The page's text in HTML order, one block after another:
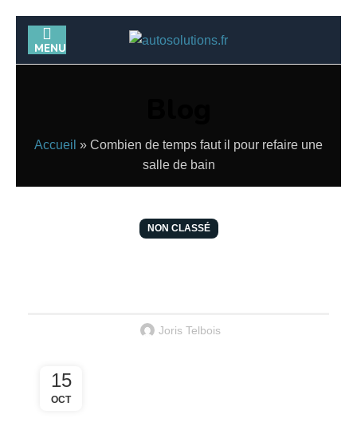
MENU
Accueil » Combien de temps faut il pour refaire une
salle de bain
NON CLASSÉ
Joris Telbois
15
OCT